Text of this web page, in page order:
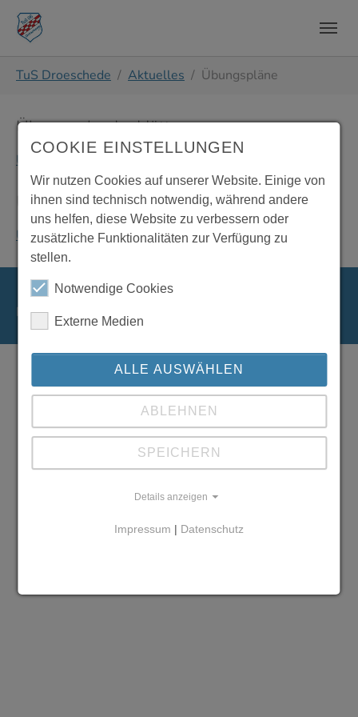
Zum Hauptinhalt springen
Skip to page footer
TuS Droeschede Aktuelles Übungspläne
Übungsplan Im Hütten
Uebungsplan_Huetten_20260331.pdf
Übungsplan Auf der Emst
Uebungsplan_Emst_20251020.pdf
Running with TYPO3
COOKIE EINSTELLUNGEN
Wir nutzen Cookies auf unserer Website. Einige von
ihnen sind technisch notwendig, während andere
uns helfen, diese Website zu verbessern oder
zusätzliche Funktionalitäten zur Verfügung zu
stellen.
Notwendige Cookies
Externe Medien
ALLE AUSWÄHLEN
ABLEHNEN
SPEICHERN
Details anzeigen
Impressum | Datenschutz